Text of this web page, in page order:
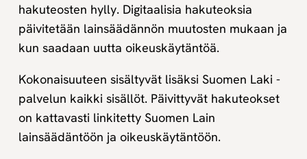
hakuteosten hylly. Digitaalisia hakuteoksia
päivitetään lainsäädännön muutosten mukaan ja
kun saadaan uutta oikeuskäytäntöä.
Kokonaisuuteen sisältyvät lisäksi Suomen Laki -
palvelun kaikki sisällöt. Päivittyvät hakuteokset
on kattavasti linkitetty Suomen Lain
lainsäädäntöön ja oikeuskäytäntöön.